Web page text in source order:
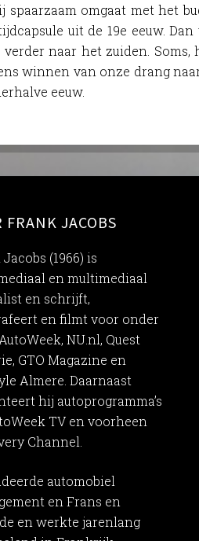
spaarzaam omgaat met het
uit de 19e eeuw.
verder naar het zuiden.
winnen van onze drang
eeuw.
FRANK JACOBS
(1966) is
en multimediaal
en schrijft,
en filmt voor onder
NU.nl, Quest
GTO Magazine en
Almere. Daarnaast
hij autoprogramma’s
TV en voorheen
Channel.
automobiel
en Frans en
en werkte jarenlang